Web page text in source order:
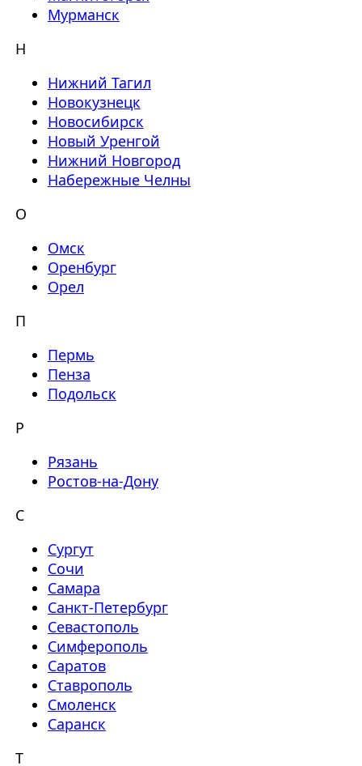
Мурманск
Н
Нижний Тагил
Новокузнецк
Новосибирск
Новый Уренгой
Нижний Новгород
Набережные Челны
О
Омск
Оренбург
Орел
П
Пермь
Пенза
Подольск
Р
Рязань
Ростов-на-Дону
С
Сургут
Сочи
Самара
Санкт-Петербург
Севастополь
Симферополь
Саратов
Ставрополь
Смоленск
Саранск
Т